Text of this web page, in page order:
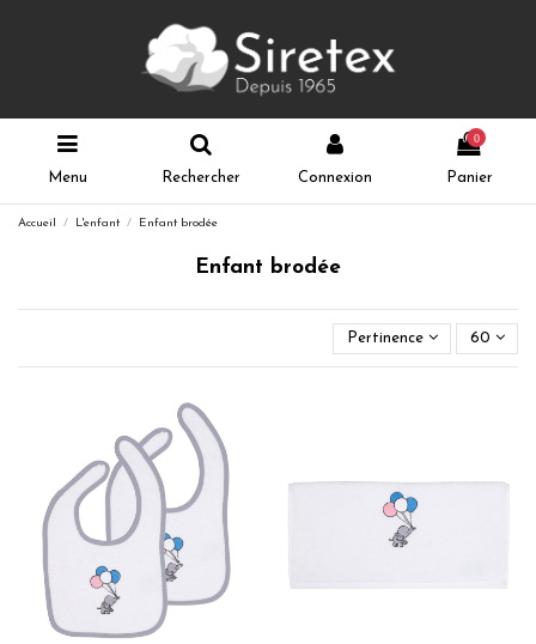
Menu Rechercher Connexion
0
Panier
Accueil L'enfant Enfant brodée
Enfant brodée
Pertinence 60